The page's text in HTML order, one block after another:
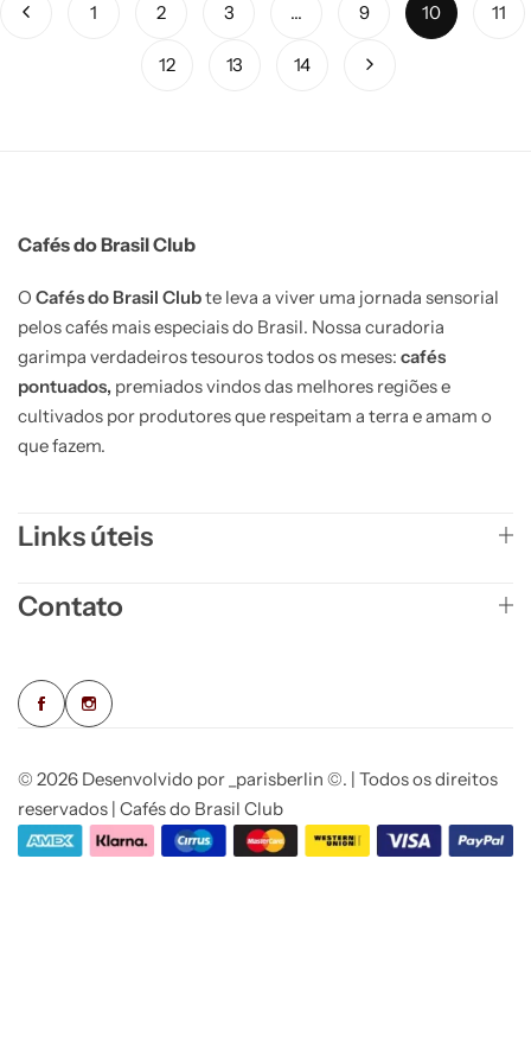
1 2 3 9 10 11
12 13 14
Cafés do Brasil Club
O Cafés do Brasil Clubte leva a viver uma jornada sensorial
pelos cafés mais especiais do Brasil. Nossa curadoria
garimpa verdadeiros tesouros todos os meses: cafés
pontuados, premiados vindos das melhores regiões e
cultivados por produtores que respeitam a terra e amam o
que fazem.
Links úteis
Contato
© 2026 Desenvolvido por _parisberlin ©. | Todos os direitos
reservados | Cafés do Brasil Club